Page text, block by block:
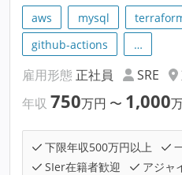
aws mysql
github-actions
…
雇用形態 正社員 SRE
年収 750万円 〜 1,000
下限年収500万円以上
SIer在籍者歓迎
アジャ